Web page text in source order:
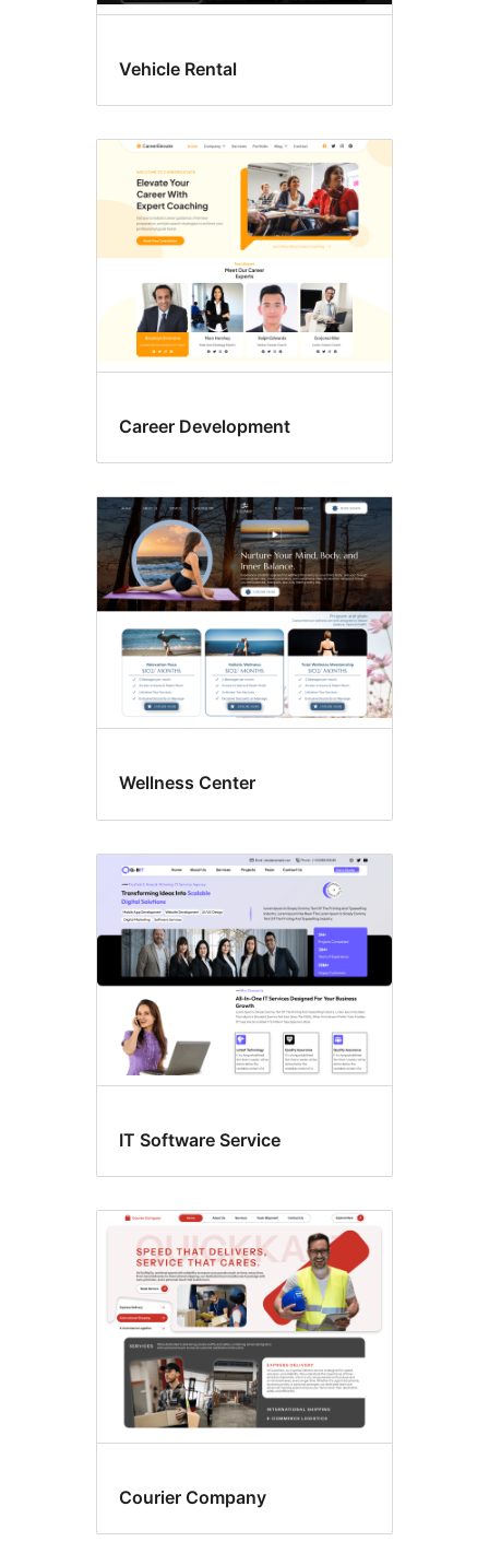
Vehicle Rental
Career Development
Wellness Center
IT Software Service
Courier Company